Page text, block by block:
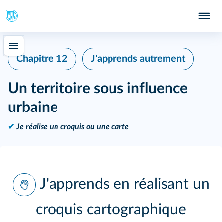
Chapitre 12 J'apprends autrement
Un territoire sous influence
urbaine
✔ Je réalise un croquis ou une carte
J'apprends en réalisant un
croquis cartographique